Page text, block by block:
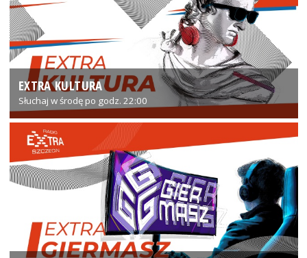
EXTRA KULTURA
Słuchaj w środę po godz. 22:00